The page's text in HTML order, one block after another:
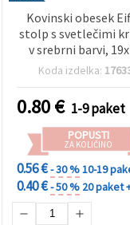
Kovinski obesek
stolp s svetlečimi
v srebrni barvi,
mm, luknja 2 mm – 2
Koda izdelka:
0.80€ 1-9 paket
POPUSTI
ZA KOLIČINO
0.56 €- 30 %10-19
0.40 €- 50 % 20 paket